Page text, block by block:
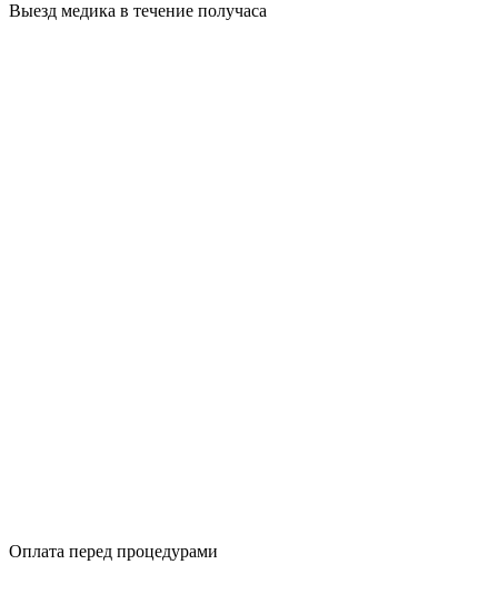
Выезд медика в течение получаса
Оплата перед процедурами